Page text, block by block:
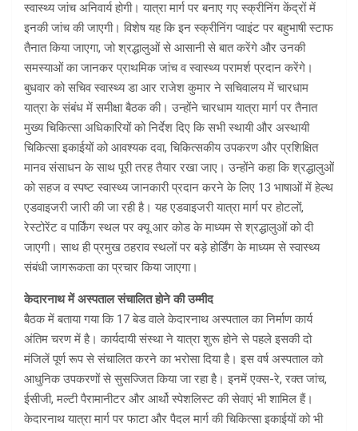
स्वास्थ्य जांच अनिवार्य होगी। यात्रा मार्ग पर बनाए गए स्क्रीनिंग केंद्रों में
इनकी जांच की जाएगी। विशेष यह कि इन स्क्रीनिंग प्वाइंट पर बहुभाषी स्टाफ
तैनात किया जाएगा, जो श्रद्धालुओं से आसानी से बात करेंगे और उनकी
समस्याओं का जानकर प्राथमिक जांच व स्वास्थ्य परामर्श प्रदान करेंगे।
बुधवार को सचिव स्वास्थ्य डा आर राजेश कुमार ने सचिवालय में चारधाम
यात्रा के संबंध में समीक्षा बैठक की। उन्होंने चारधाम यात्रा मार्ग पर तैनात
मुख्य चिकित्सा अधिकारियों को निर्देश दिए कि सभी स्थायी और अस्थायी
चिकित्सा इकाईयों को आवश्यक दवा, चिकित्सकीय उपकरण और प्रशिक्षित
मानव संसाधन के साथ पूरी तरह तैयार रखा जाए। उन्होंने कहा कि श्रद्धालुओं
को सहज व स्पष्ट स्वास्थ्य जानकारी प्रदान करने के लिए 13 भाषाओं में हेल्थ
एडवाइजरी जारी की जा रही है। यह एडवाइजरी यात्रा मार्ग पर होटलों,
रेस्टोरेंट व पार्किंग स्थल पर क्यू आर कोड के माध्यम से श्रद्धालुओं को दी
जाएगी। साथ ही प्रमुख ठहराव स्थलों पर बड़े होर्डिंग के माध्यम से स्वास्थ्य
संबंधी जागरूकता का प्रचार किया जाएगा।
केदारनाथ में अस्पताल संचालित होने की उम्मीद
बैठक में बताया गया कि 17 बेड वाले केदारनाथ अस्पताल का निर्माण कार्य
अंतिम चरण में है। कार्यदायी संस्था ने यात्रा शुरू होने से पहले इसकी दो
मंजिलें पूर्ण रूप से संचालित करने का भरोसा दिया है। इस वर्ष अस्पताल को
आधुनिक उपकरणों से सुसज्जित किया जा रहा है। इनमें एक्स-रे, रक्त जांच,
ईसीजी, मल्टी पैरामानीटर और आर्थो स्पेशलिस्ट की सेवाएं भी शामिल हैं।
केदारनाथ यात्रा मार्ग पर फाटा और पैदल मार्ग की चिकित्सा इकाईयों को भी